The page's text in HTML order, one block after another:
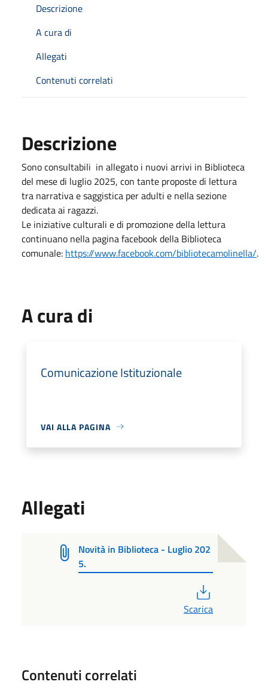
Descrizione
A cura di
Allegati
Contenuti correlati
Descrizione
Sono consultabili in allegato i nuovi arrivi in Biblioteca
del mese di luglio 2025, con tante proposte di lettura
tra narrativa e saggistica per adulti e nella sezione
dedicata ai ragazzi.
Le iniziative culturali e di promozione della lettura
continuano nella pagina facebook della Biblioteca
comunale: https://www.facebook.com/bibliotecamolinella/.
A cura di
Comunicazione Istituzionale
VAI ALLA PAGINA
Allegati
Novità in Biblioteca - Luglio 202
5.
Scarica
Contenuti correlati